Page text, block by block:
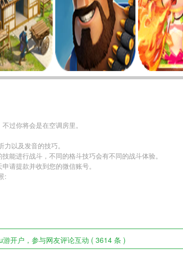
过你将会是在空调房里。
以及发音的技巧。
能进行战斗，不同的格斗技巧会有不同的战斗体验。
请提款并收到您的微信账号。
:
游开户，参与网友评论互动 ( 3614 条 )